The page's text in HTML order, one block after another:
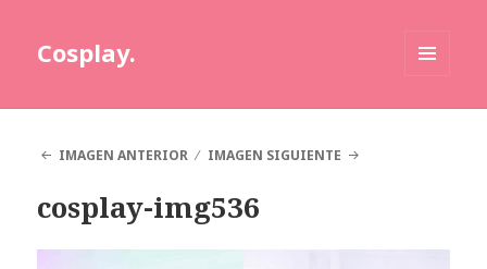
Cosplay.
IMAGEN ANTERIOR
IMAGEN SIGUIENTE
cosplay-img536